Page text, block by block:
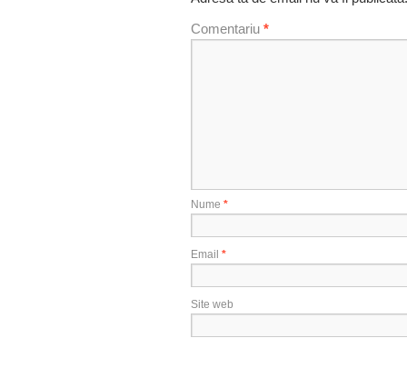
Comentariu *
Nume *
Email *
Site web